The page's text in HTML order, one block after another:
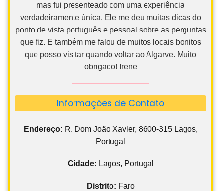
mas fui presenteado com uma experiência
verdadeiramente única. Ele me deu muitas dicas do
ponto de vista português e pessoal sobre as perguntas
que fiz. E também me falou de muitos locais bonitos
que posso visitar quando voltar ao Algarve. Muito
obrigado! Irene
Informações de Contato
Endereço: R. Dom João Xavier, 8600-315 Lagos,
Portugal
Cidade: Lagos, Portugal
Distrito: Faro